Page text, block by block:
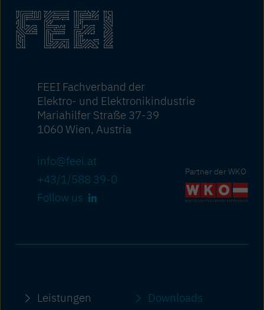
FEEI Fachverband der
Elektro- und Elektronikindustrie
Mariahilfer Straße 37-39
1060 Wien, Austria
info@feei.at
+43/1/588 39-0
Follow us
Leistungen
Partner der WKO
Downloads